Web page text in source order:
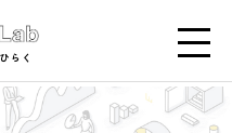
らく